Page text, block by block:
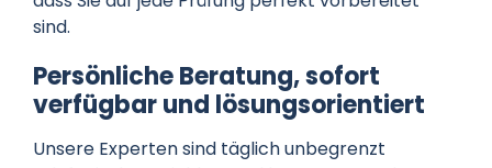
sind.
Persönliche Beratung, sofort
verfügbar und lösungsorientiert
Unsere Experten sind täglich unbegrenzt